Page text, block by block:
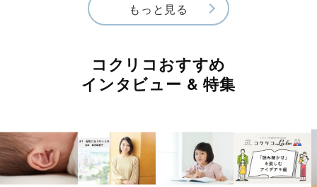
もっと見る
コクリコおすすめ
インタビュー & 特集